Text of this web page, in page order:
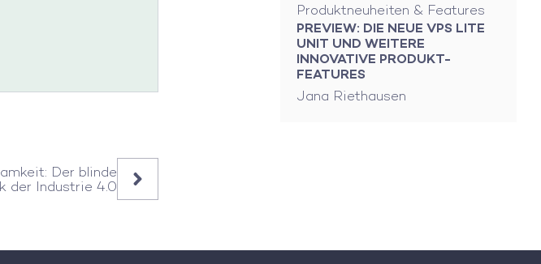
Der blinde
der Industrie 4.0
Produktneuheiten & Features
PREVIEW: DIE NEUE VPS LITE
UNIT UND WEITERE
INNOVATIVE PRODUKT-
FEATURES
Jana Riethausen